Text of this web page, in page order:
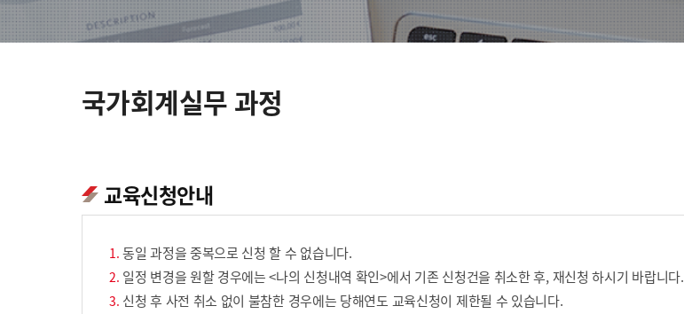
국가회계실무 과정
교육신청안내
동일 과정을 중복으로 신청 할 수 없습니다.
일정 변경을 원할 경우에는 <나의 신청내역 확인>에서 기존 신청건을 취소한 후, 재신청 하시기 바랍니다.
신청 후 사전 취소 없이 불참한 경우에는 당해연도 교육신청이 제한될 수 있습니다.